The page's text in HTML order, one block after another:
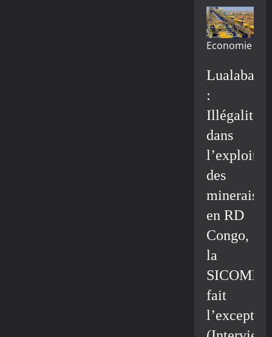
Economie
Lualaba
:
Illégalité
dans
des
minerais
en RD
Congo,
la
fait